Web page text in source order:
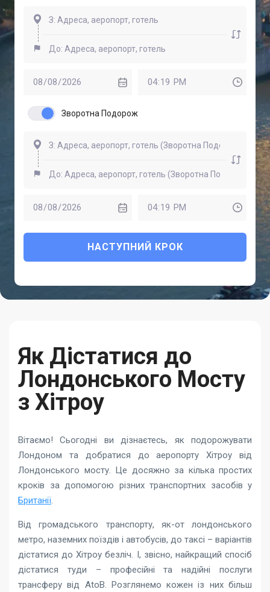
Зворотна Подорож
НАСТУПНИЙ КРОК
Як Дістатися до
Лондонського Мосту
з Хітроу
Вітаємо! Сьогодні ви дізнаєтесь, як подорожувати
Лондоном та добратися до аеропорту Хітроу від
Лондонського мосту. Це досяжно за кілька простих
кроків за допомогою різних транспортних засобів у
Британії.
Від громадського транспорту, як-от лондонського
метро, наземних поїздів і автобусів, до таксі – варіантів
дістатися до Хітроу безліч. І, звісно, найкращий спосіб
дістатися туди – професійні та надійні послуги
трансферу від AtoB. Розглянемо кожен із них більш